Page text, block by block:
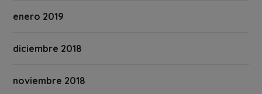
enero 2019
diciembre 2018
noviembre 2018